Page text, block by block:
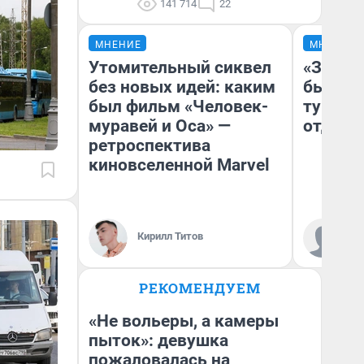
141 714 22
МНЕНИЕ
Утомительный сиквел
без новых идей: каким
был фильм «Человек-
муравей и Оса» —
ретроспектива
киновселенной Marvel
Кирилл Титов
МНЕНИЕ
«За
были
РЕКОМЕНДУЕМ
«Не вольеры, а камеры
пыток»: девушка
пожаловалась на